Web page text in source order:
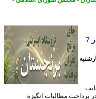
مطالبات انگیزه